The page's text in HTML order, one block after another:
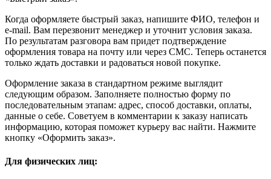
Когда оформляете быстрый заказ, напишите ФИО, телефон и
e-mail. Вам перезвонит менеджер и уточнит условия заказа.
По результатам разговора вам придет подтверждение
оформления товара на почту или через СМС. Теперь останется
только ждать доставки и радоваться новой покупке.
Оформление заказа в стандартном режиме выглядит
следующим образом. Заполняете полностью форму по
последовательным этапам: адрес, способ доставки, оплаты,
данные о себе. Советуем в комментарии к заказу написать
информацию, которая поможет курьеру вас найти. Нажмите
кнопку «Оформить заказ».
Для физических лиц: